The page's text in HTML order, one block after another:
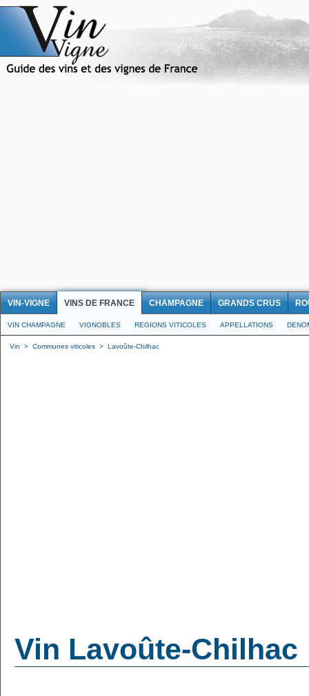
VIN-VIGNE VINS DE FRANCE CHAMPAGNE GRANDS CRUS
VIN CHAMPAGNE VIGNOBLES REGIONS VITICOLES APPELLATIONS
Vin > Communes viticoles > Lavoûte-Chilhac
Vin Lavoûte-Chilhac